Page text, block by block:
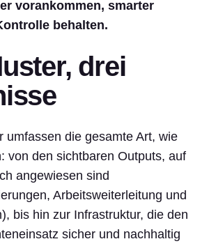
vorankommen, smarter
behalten.
drei
umfassen die gesamte Art, wie
von den sichtbaren Outputs, auf
angewiesen sind
Arbeitsweiterleitung und
bis hin zur Infrastruktur, die den
sicher und nachhaltig